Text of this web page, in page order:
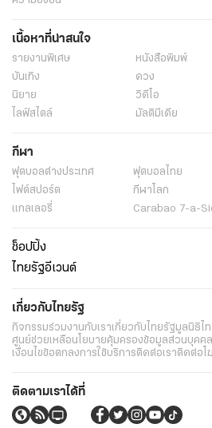
เนื้อหาที่น่าสนใจ
รายงานพิเศษ หนังสือพิมพ์
บันเทิง
ดวง
นิยาย
วิดีโอ
ไลฟ์สไตล์
มัลติมีเดีย
กีฬา
ฟุตบอลต่่างประเทศ ฟุตบอลไทย
ไฟต์สปอร์ต
กีฬาโลก
แกลเลอรี่
Carabao 7-a-
ช็อปปิ้ง
ไทยรัฐอีเวนต์
เกี่ยวกับไทยรัฐ
กิจกรรมร่วมงานกับเราเกี่ยวกับไทยรัฐมูลนิธิไ
ศูนย์ช่วยเหลือนโยบายคุ้มครองข้อมูลส่วนบุคค
เงื่อนไขข้อตกลงการใช้บริการติดต่อเราติดต่อโ
ติดตามเราได้ที่